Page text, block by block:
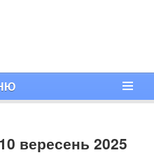
вересень 2025